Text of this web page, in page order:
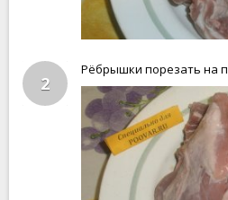
2
Рёбрышки порезать на